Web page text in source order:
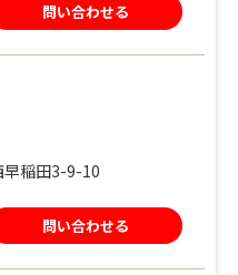
問い合わせる
稲田3-9-10
問い合わせる